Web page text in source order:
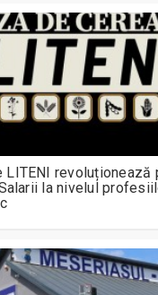
LITENI revoluționează
la nivelul